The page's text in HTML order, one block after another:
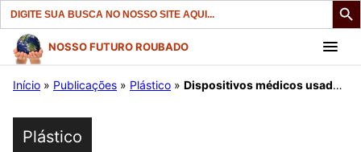
Search
for:
Pular
para
conteúdo
NOSSO FUTURO ROUBADO
Início » Publicações » Plástico » Dispositivos médicos usados ​​em UTI Neonatal: a principal fonte de exposição de recém-nascidos a plastificantes
Plástico